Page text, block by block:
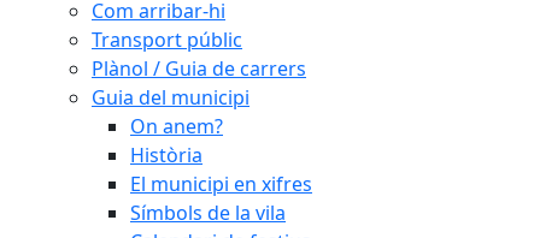
Com arribar-hi
Transport públic
Plànol / Guia de carrers
Guia del municipi
On anem?
Història
El municipi en xifres
Símbols de la vila